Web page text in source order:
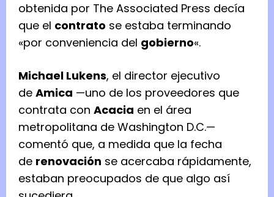
obtenida por The Associated Press decía
que el contrato se estaba terminando
«por conveniencia del gobierno«.
Michael Lukens, el director ejecutivo
de Amica —uno de los proveedores que
contrata con Acacia en el área
metropolitana de Washington D.C.—
comentó que, a medida que la fecha
de renovación se acercaba rápidamente,
estaban preocupados de que algo así